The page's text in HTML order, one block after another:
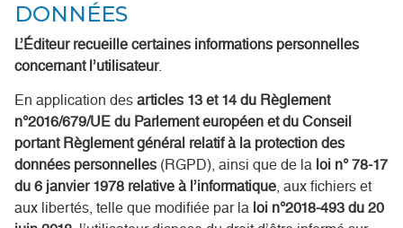
DONNÉES
L’Éditeur recueille certaines informations personnelles
concernant l’utilisateur.
En application des articles 13 et 14 du Règlement
n°2016/679/UE du Parlement européen et du Conseil
portant Règlement général relatif à la protection des
données personnelles (RGPD), ainsi que de la loi n° 78-17
du 6 janvier 1978 relative à l’informatique, aux fichiers et
aux libertés, telle que modifiée par la loi n°2018-493 du 20